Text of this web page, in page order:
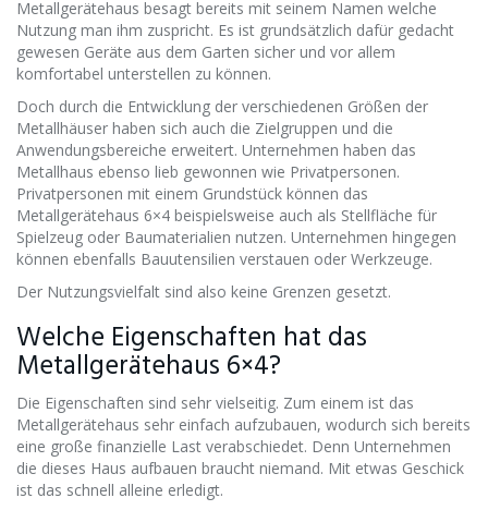
Metallgerätehaus besagt bereits mit seinem Namen welche
Nutzung man ihm zuspricht. Es ist grundsätzlich dafür gedacht
gewesen Geräte aus dem Garten sicher und vor allem
komfortabel unterstellen zu können.
Doch durch die Entwicklung der verschiedenen Größen der
Metallhäuser haben sich auch die Zielgruppen und die
Anwendungsbereiche erweitert. Unternehmen haben das
Metallhaus ebenso lieb gewonnen wie Privatpersonen.
Privatpersonen mit einem Grundstück können das
Metallgerätehaus 6×4 beispielsweise auch als Stellfläche für
Spielzeug oder Baumaterialien nutzen. Unternehmen hingegen
können ebenfalls Bauutensilien verstauen oder Werkzeuge.
Der Nutzungsvielfalt sind also keine Grenzen gesetzt.
Welche Eigenschaften hat das
Metallgerätehaus 6×4?
Die Eigenschaften sind sehr vielseitig. Zum einem ist das
Metallgerätehaus sehr einfach aufzubauen, wodurch sich bereits
eine große finanzielle Last verabschiedet. Denn Unternehmen
die dieses Haus aufbauen braucht niemand. Mit etwas Geschick
ist das schnell alleine erledigt.